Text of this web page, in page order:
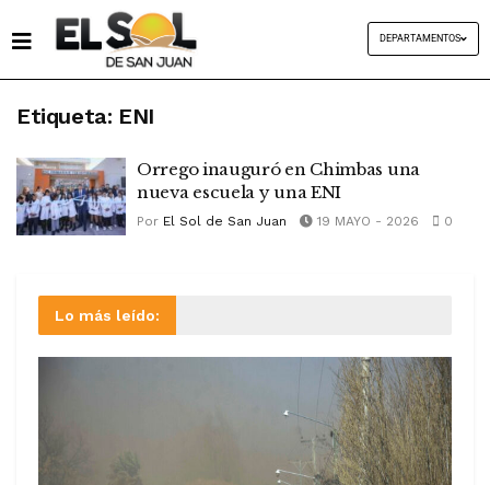
DEPARTAMENTOS
Etiqueta: ENI
Orrego inauguró en Chimbas una
nueva escuela y una ENI
Por El Sol de San Juan 19 MAYO - 2026 0
Lo más leído: